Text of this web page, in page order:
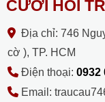
CƯỚI HỎI
Địa chỉ: 746
cờ ), TP. HCM
Điện thoại: 0932
Email: